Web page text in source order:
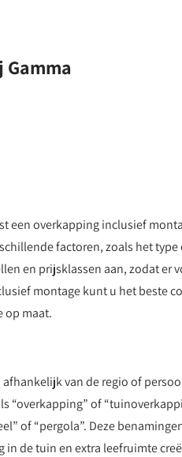
een overkapping inclusief
factoren, zoals het
en prijsklassen aan, zodat er
montage kunt u het beste
op maat.
van de regio of
“overkapping” of
of “pergola”. Deze
de tuin en extra leefruimte